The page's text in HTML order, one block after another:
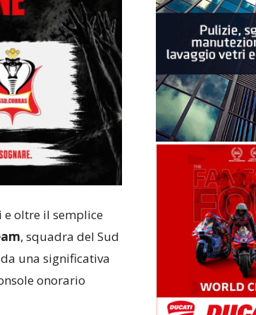
e oltre il semplice
, squadra del Sud
una significativa
onorario